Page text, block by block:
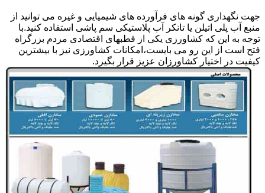
جهت نگهداری گونه های فرآورده های شیمیایی و غیره می توانید از
منبع آب پلی اتیلن یا تانکر آب پلاستیکی سم پاشی استفاده کنید.با
توجه به این که کشاورزی یکی از قطبهای اقتصادی مردم بزرگراه
فتح است از این رو می بایست،امکانات کشاورزی نیز با بیشترین
کیفیت در اختیار کشاورزان عزیز قرار بگیرد.